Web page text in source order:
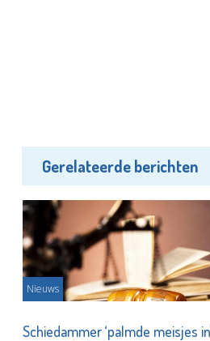
Gerelateerde berichten
Nieuws
Schiedammer ‘palmde meisjes